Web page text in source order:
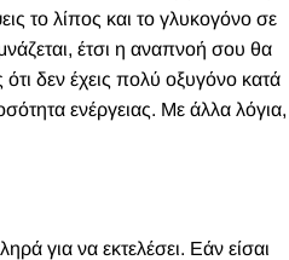
το λίπος και το γλυκογόνο σε
έτσι η αναπνοή σου θα
δεν έχεις πολύ οξυγόνο κατά
ενέργειας. Με άλλα λόγια,
για να εκτελέσει. Εάν είσαι